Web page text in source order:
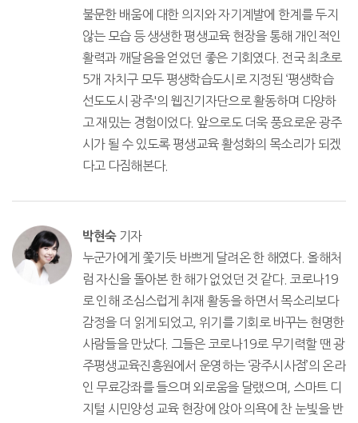
불문한 배움에 대한 의지와 자기계발에 한계를 두지
않는 모습 등 생생한 평생교육 현장을 통해 개인적인
활력과 깨달음을 얻었던 좋은 기회였다. 전국 최초로
5개 자치구 모두 평생학습도시로 지정된 ‘평생학습
선도도시 광주'의 웹진기자단으로 활동하며 다양하
고 재밌는 경험이었다. 앞으로도 더욱 풍요로운 광주
시가 될 수 있도록 평생교육 활성화의 목소리가 되겠
다고 다짐해본다.
박현숙 기자
누군가에게 쫓기듯 바쁘게 달려온 한 해였다. 올해처
럼 자신을 돌아본 한 해가 없었던 것 같다. 코로나19
로 인해 조심스럽게 취재 활동을 하면서 목소리보다
감정을 더 읽게 되었고, 위기를 기회로 바꾸는 현명한
사람들을 만났다. 그들은 코로나19로 무기력할 땐 광
주평생교육진흥원에서 운영하는 ‘광주시사점’의 온라
인 무료강좌를 들으며 외로움을 달랬으며, 스마트 디
지털 시민양성 교육 현장에 앉아 의욕에 찬 눈빛을 반